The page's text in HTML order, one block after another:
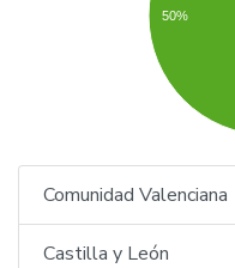
50%
Comunidad Valenciana
Castilla y León